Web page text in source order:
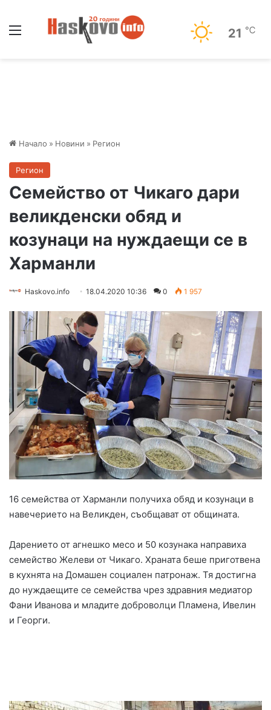
21 ℃
Начало » Новини » Регион
Регион
Семейство от Чикаго дари
великденски обяд и
козунаци на нуждаещи се в
Харманли
Haskovo.info 18.04.2020 10:36 0 1 957
16 семейства от Харманли получиха обяд и козунаци в
навечерието на Великден, съобщават от общината.
Дарението от агнешко месо и 50 козунака направиха
семейство Желеви от Чикаго. Храната беше приготвена
в кухнята на Домашен социален патронаж. Тя достигна
до нуждаещите се семейства чрез здравния медиатор
Фани Иванова и младите доброволци Пламена, Ивелин
и Георги.